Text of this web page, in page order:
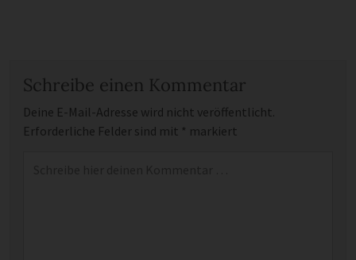
Schreibe einen Kommentar
Deine E-Mail-Adresse wird nicht veröffentlicht.
Erforderliche Felder sind mit * markiert